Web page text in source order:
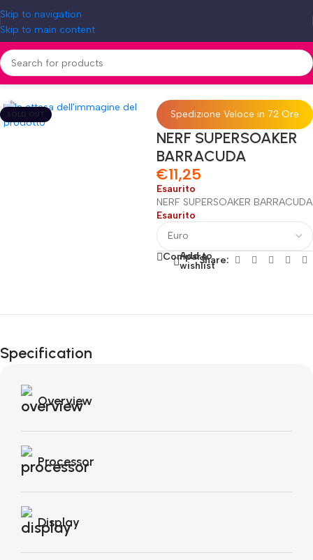
Skip to navigation
Skip to main content
Home»Shop»NERF SUPERSOAKER BARRACUDA
SOLD OUT Spedizione Veloce in 72 Ore
NERF SUPERSOAKER
BARRACUDA
€11,25
Esaurito
NERF SUPERSOAKER BARRACUDA
Esaurito
Compare
Add to
wishlistShare:
Fino al 12 Ottobre...
Autunno!
Specification
Overview
Processor
Display